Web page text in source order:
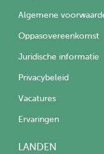
Algemene
Oppasovereenkomst
Juridische informatie
Privacybeleid
Vacatures
Ervaringen
LANDEN